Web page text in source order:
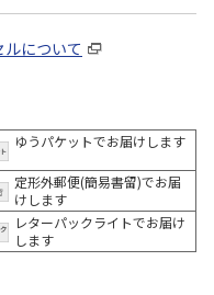
について
ゆうパケットでお届けします
定形外郵便(簡易書留)でお届
けします
レターパックライトでお届け
します